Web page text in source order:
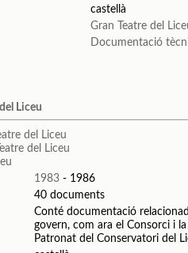
castellà
Gran Teatre del
Documentació
Liceu
del Liceu
del Liceu
1983 - 1986
40 documents
Conté documentació
govern, com ara el Consorci i
Patronat del Conservatori del